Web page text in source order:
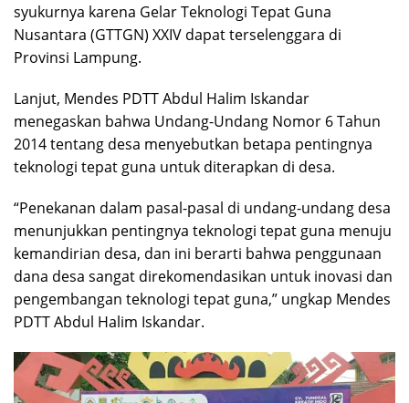
syukurnya karena Gelar Teknologi Tepat Guna
Nusantara (GTTGN) XXIV dapat terselenggara di
Provinsi Lampung.
Lanjut, Mendes PDTT Abdul Halim Iskandar
menegaskan bahwa Undang-Undang Nomor 6 Tahun
2014 tentang desa menyebutkan betapa pentingnya
teknologi tepat guna untuk diterapkan di desa.
“Penekanan dalam pasal-pasal di undang-undang desa
menunjukkan pentingnya teknologi tepat guna menuju
kemandirian desa, dan ini berarti bahwa penggunaan
dana desa sangat direkomendasikan untuk inovasi dan
pengembangan teknologi tepat guna,” ungkap Mendes
PDTT Abdul Halim Iskandar.